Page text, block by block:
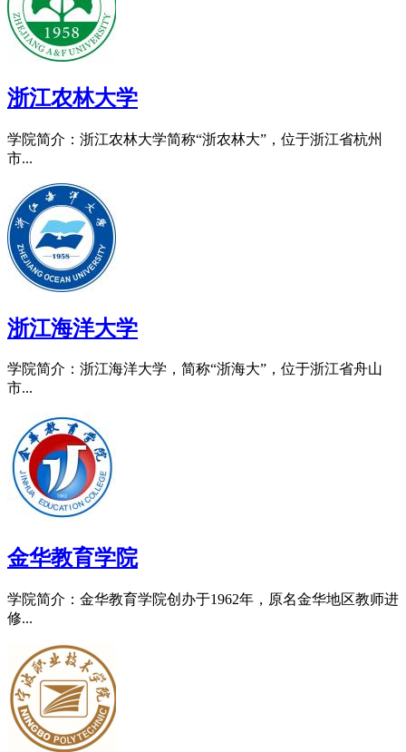
浙江农林大学
学院简介：浙江农林大学简称“浙农林大”，位于浙江省杭州
市...
浙江海洋大学
学院简介：浙江海洋大学，简称“浙海大”，位于浙江省舟山
市...
金华教育学院
学院简介：金华教育学院创办于1962年，原名金华地区教师进
修...